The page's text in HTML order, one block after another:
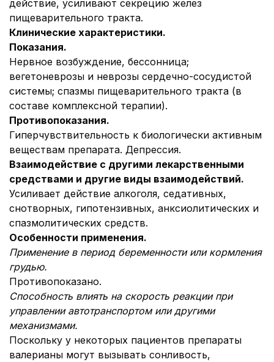
действие, усиливают секрецию желез
пищеварительного тракта.
Клинические характеристики.
Показания.
Нервное возбуждение, бессонница;
вегетоневрозы и неврозы сердечно-сосудистой
системы; спазмы пищеварительного тракта (в
составе комплексной терапии).
Противопоказания.
Гиперчувствительность к биологически активным
веществам препарата. Депрессия.
Взаимодействие с другими лекарственными
средствами и другие виды взаимодействий.
Усиливает действие алкоголя, седативных,
снотворных, гипотензивных, анксиолитических и
спазмолитических средств.
Особенности применения.
Применение в период беременности или кормления
грудью.
Противопоказано.
Способность влиять на скорость реакции при
управлении автотранспортом или другими
механизмами.
Поскольку у некоторых пациентов препараты
валерианы могут вызывать сонливость,